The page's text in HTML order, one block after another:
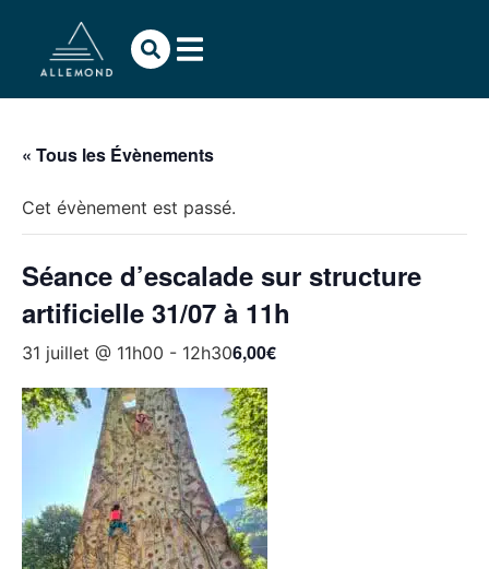
« Tous les Évènements
Cet évènement est passé.
Séance d’escalade sur structure
artificielle 31/07 à 11h
31 juillet @ 11h00 - 12h306,00€